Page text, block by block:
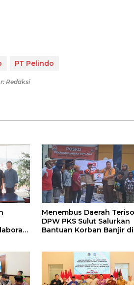
PT Pelindo
Redaksi
Menembus Daerah
DPW PKS Sulut Salurkan
Bantuan Korban Banjir di